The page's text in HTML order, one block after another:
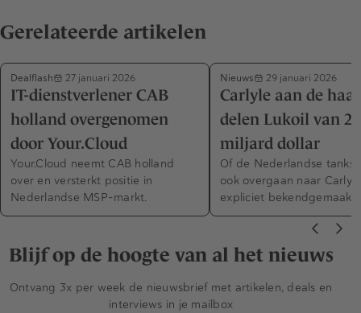
Gerelateerde artikelen
Dealflash 27 januari 2026
IT-dienstverlener CAB
holland overgenomen
door Your.Cloud
Your.Cloud neemt CAB holland
over en versterkt positie in
Nederlandse MSP-markt.
Nieuws 29 januari 2026
Carlyle aan de
delen Lukoil van 22
miljard dollar
Of de Nederlandse
ook overgaan naar
expliciet bekendgemaakt.
Blijf op de hoogte van al het nieuws
Ontvang 3x per week de nieuwsbrief met artikelen, deals en
interviews in je mailbox